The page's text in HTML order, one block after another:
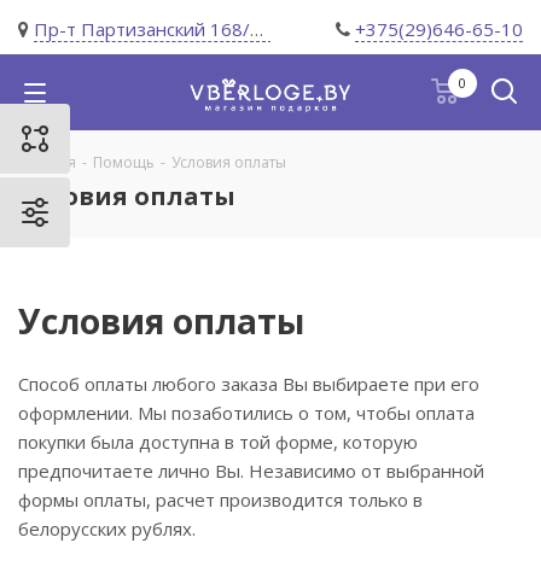
Пр-т Партизанский 168/11 +375(29)646-65-10
0
Главная - Помощь - Условия оплаты
Условия оплаты
Условия оплаты
Способ оплаты любого заказа Вы выбираете при его
оформлении. Мы позаботились о том, чтобы оплата
покупки была доступна в той форме, которую
предпочитаете лично Вы. Независимо от выбранной
формы оплаты, расчет производится только в
белорусских рублях.